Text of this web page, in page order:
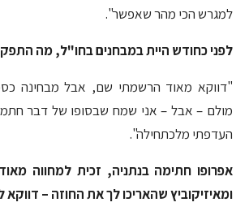
למגרש הכי מהר שאפשר".
לפני כחודש היית במבחנים בחו"ל, מה
"דווקא מאוד הרשמתי שם, אבל מבחינה
מולם – אבל – אני שמח שבסופו של דבר
העדפתי מלכתחילה".
אפרופו חתימה בנתניה, זכית למחווה
ומאיזיקוביץ שהאריכו לך את החוזה –